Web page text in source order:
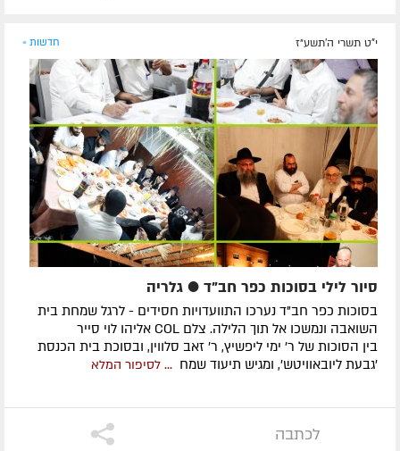
י"ט תשרי ה׳תשע״ז חדשות »
סיור לילי בסוכות כפר חב"ד ● גלריה
בסוכות כפר חב"ד נערכו התוועדויות חסידים - לרגל שמחת בית
השואבה ונמשכו אל תוך הלילה. צלם COL אליהו לוי סייר
בין הסוכות של ר' ימי ליפשיץ, ר' זאב סלווין, ובסוכת בית הכנסת
'גבעת ליובאוויטש', ומגיש תיעוד שמח ... לסיפור המלא
לכתבה